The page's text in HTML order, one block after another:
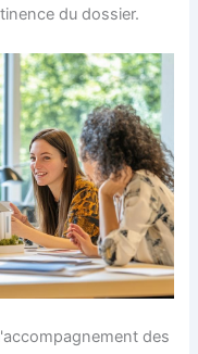
du dossier.
des